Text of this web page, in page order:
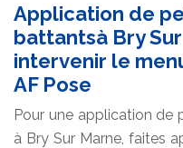
Application de
battantsà Bry
intervenir le
AF Pose
Pour une application de
à Bry Sur Marne, faites